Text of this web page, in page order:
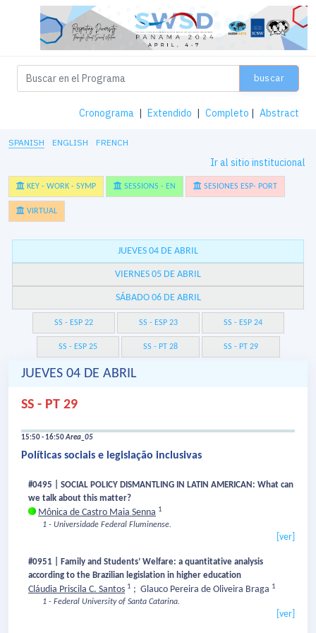
buscar
Cronograma | Extendido | Completo | Abstract
SPANISH ENGLISH FRENCH
Ir al sitio institucional
KEY - WORK - SYMP SESSIONS - EN SESIONES ESP- PORT
VIRTUAL
JUEVES 04 DE ABRIL
VIERNES 05 DE ABRIL
SÁBADO 06 DE ABRIL
SS - ESP 22 SS - ESP 23 SS - ESP 24
SS - ESP 25 SS - PT 28 SS - PT 29
JUEVES 04 DE ABRIL
SS - PT 29
15:50 - 16:50Area_05
Políticas sociais e legislação inclusivas
#0495 | SOCIAL POLICY DISMANTLING IN LATIN AMERICAN: What can
we talk about this matter?
Mônica de Castro Maia Senna 1
1 - Universidade Federal Fluminense.
[ver]
#0951 | Family and Students’ Welfare: a quantitative analysis
according to the Brazilian legislation in higher education
Cláudia Priscila C. Santos 1 ; Glauco Pereira de Oliveira Braga 1
1 - Federal University of Santa Catarina.
[ver]